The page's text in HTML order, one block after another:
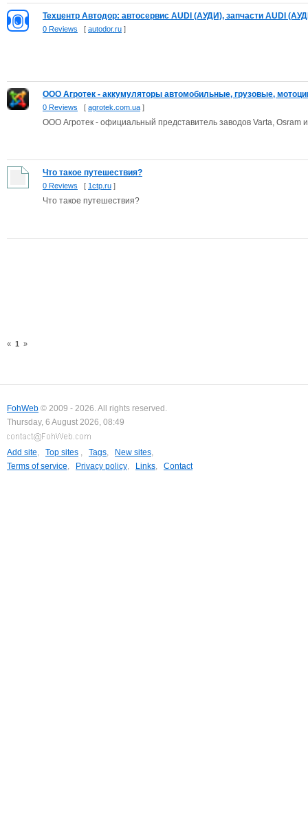
Техцентр Автодор: автосервис AUDI (АУДИ), запчасти AUDI
0 Reviews [ autodor.ru ]
ООО Агротек - аккумуляторы автомобильные, грузовые,
0 Reviews [ agrotek.com.ua ]
ООО Агротек - официальный представитель заводов Varta, Osram
Что такое путешествия?
0 Reviews [ 1ctp.ru ]
Что такое путешествия?
« 1 »
FohWeb © 2009 - 2026. All rights reserved.
Thursday, 6 August 2026, 08:49
Add site, Top sites , Tags, New sites,
Terms of service, Privacy policy, Links, Contact